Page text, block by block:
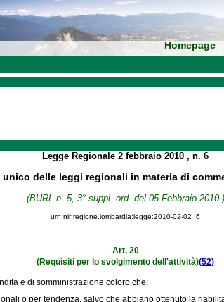
Homepage
Legge Regionale2 febbraio 2010, n. 6
unico delle leggi regionali in materia di
(BURL n. 5, 3° suppl. ord. del 05 Febbraio 2010 )
urn:nir:regione.lombardia:legge:2010-02-02 ;6
Art. 20
(Requisiti per lo svolgimento dell'attività)(52)
e di somministrazione coloro che:
o per tendenza, salvo che abbiano ottenuto la